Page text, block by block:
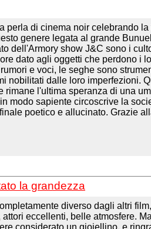
perla di cinema noir celebrando
genere legata al grande
dell'Armory show J&C sono i
dato agli oggetti che perdono i
e voci, le seghe sono
nobilitati dalle loro imperfezioni.
rimane l'ultima speranza di una
modo sapiente circoscrive la
poetico e allucinato. Grazie
la grandezza
diverso dagli altri
eccellenti, belle atmosfere.
considerato un gioiellino, e